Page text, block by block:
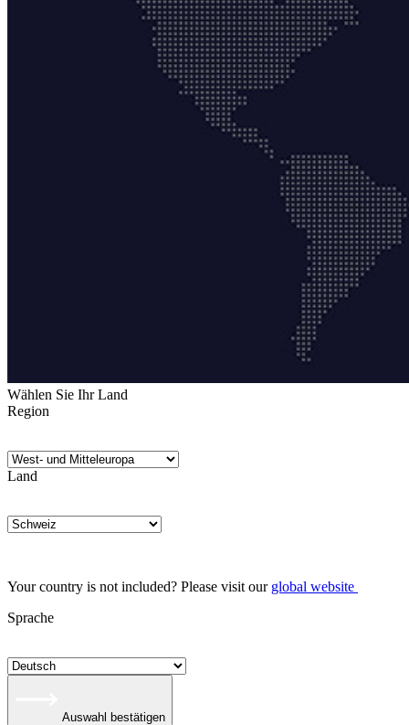
Wählen Sie Ihr Land
Region
Land
Your country is not included? Please visit our global website
Sprache
Auswahl bestätigen